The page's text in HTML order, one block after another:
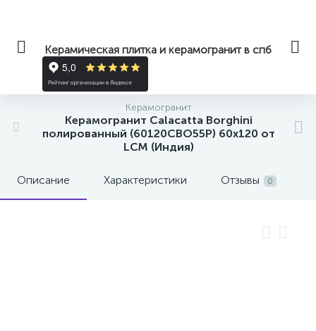
Керамическая плитка и керамогранит в спб
Керамогранит
Керамогранит Calacatta Borghini
полированный (60120CBO55P) 60x120 от
LCM (Индия)
Описание Характеристики Отзывы 0